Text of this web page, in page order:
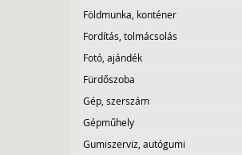
Földmunka, konténer
Fordítás, tolmácsolás
Fotó, ajándék
Fürdőszoba
Gép, szerszám
Gépműhely
Gumiszerviz, autógumi